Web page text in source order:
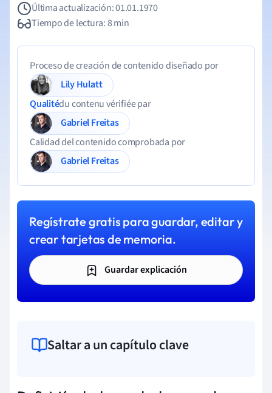
Última actualización: 01.01.1970
Tiempo de lectura: 8 min
Proceso de creación de contenido diseñado por
Lily Hulatt
Qualitédu contenu vérifiée par
Gabriel Freitas
Calidad del contenido comprobada por
Gabriel Freitas
Regístrate gratis para guardar, editar y
crear tarjetas de memoria.
Guardar explicación
Saltar a un capítulo clave